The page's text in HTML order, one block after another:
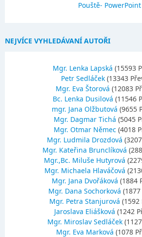
Pouště- PowerPoint
NEJVÍCE VYHLEDÁVANÍ AUTOŘI
Mgr. Lenka Lapská (15593
Petr Sedláček (13343
Mgr. Eva Štorová (12083
Bc. Lenka Dusilová (11546
mgr. Jana Olžbutová (9655
Mgr. Dagmar Tichá (5045
Mgr. Otmar Němec (4018
Mgr. Ludmila Drozdová
Mgr. Kateřina Brunclíková
Mgr.,Bc. Miluše Hutyrová
Mgr. Michaela Hlaváčová
Mgr. Jana Dvořáková (1884
Mgr. Dana Sochorková
Mgr. Petra Stanjurová (1592
Jaroslava Eliášková (1242
Mgr. Miroslav Sedláček
Mgr. Eva Marková (1078